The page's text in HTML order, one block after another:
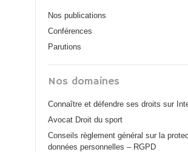
Nos publications
Conférences
Parutions
Nos domaines
Connaître et défendre ses droits sur
Avocat Droit du sport
Conseils règlement général sur la
données personnelles – RGPD